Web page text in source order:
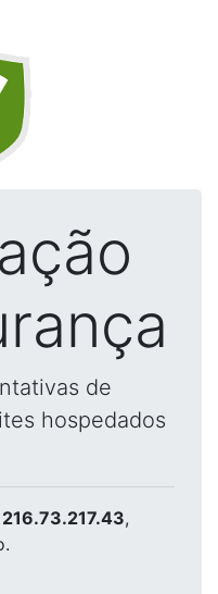
de
hospedados
216.73.217.43,